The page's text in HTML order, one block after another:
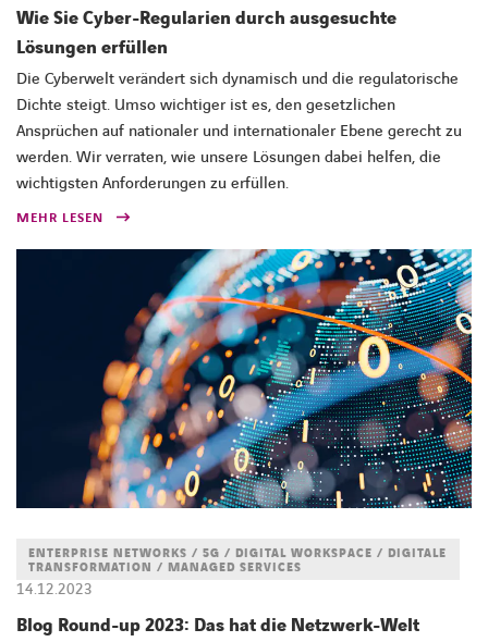
Wie Sie Cyber-Regularien durch ausgesuchte
Lösungen erfüllen
Die Cyberwelt verändert sich dynamisch und die regulatorische
Dichte steigt. Umso wichtiger ist es, den gesetzlichen
Ansprüchen auf nationaler und internationaler Ebene gerecht zu
werden. Wir verraten, wie unsere Lösungen dabei helfen, die
wichtigsten Anforderungen zu erfüllen.
MEHR LESEN
14.12.2023
ENTERPRISE NETWORKS / 5G / DIGITAL WORKSPACE / DIGITALE
TRANSFORMATION / MANAGED SERVICES
Blog Round-up 2023: Das hat die Netzwerk-Welt